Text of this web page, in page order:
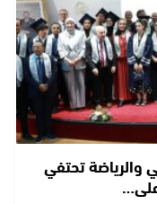
والرياضة تحتفي